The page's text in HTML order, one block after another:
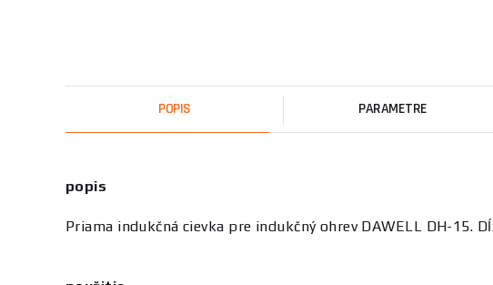
POPIS PARAMETRE
popis
Priama indukčná cievka pre indukčný ohrev DAWELL DH-15.